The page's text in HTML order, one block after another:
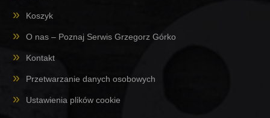
Koszyk
O nas – Poznaj Serwis Grzegorz Górko
Kontakt
Przetwarzanie danych osobowych
Ustawienia plików cookie